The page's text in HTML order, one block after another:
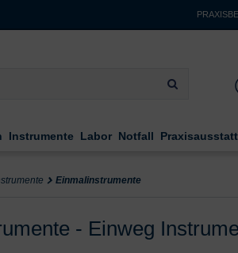
Instrumente Labor Notfall
Einmalinstrumente
- Einweg